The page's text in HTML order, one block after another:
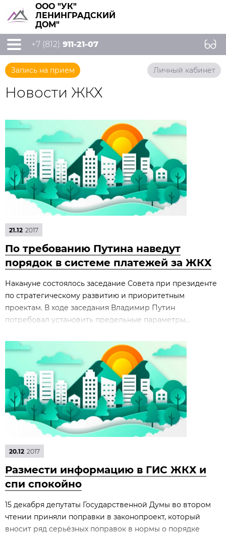
ООО "УК"
ЛЕНИНГРАДСКИЙ
ДОМ"
+7 (812) 911-21-07
Запись на прием Личный кабинет
Новости ЖКХ
21.12 2017
По требованию Путина наведут
порядок в системе платежей за ЖКХ
Накануне состоялось заседание Совета при президенте
по стратегическому развитию и приоритетным
проектам. В ходе заседания Владимир Путин
потребовал установить предельные параметры...
20.12 2017
Размести информацию в ГИС ЖКХ и
спи спокойно
15 декабря депутаты Государственной Думы во втором
чтении приняли поправки в законопроект, который
вносит ряд серьёзных поправок в нормы о порядке